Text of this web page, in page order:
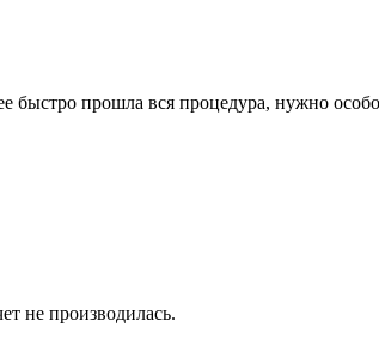
быстро прошла вся процедура, нужно
не производилась.